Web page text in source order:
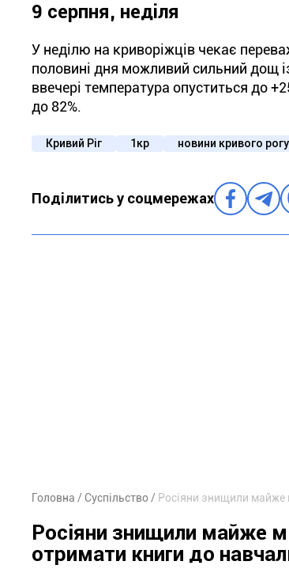
9 серпня, неділя
У неділю на криворіжців чекає
половині дня можливий сильний дощ
ввечері температура опуститься до
до 82%.
Кривий Ріг 1кр новини кривого рогу
Поділитись у соцмережах
Головна Суспільство Росіяни знищили майже
Росіяни знищили майже
отримати книги до